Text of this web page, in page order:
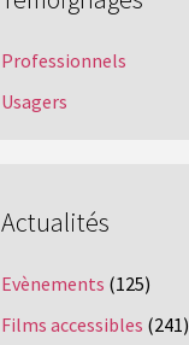
Professionnels
Usagers
Actualités
Evènements (125)
Films accessibles (241)